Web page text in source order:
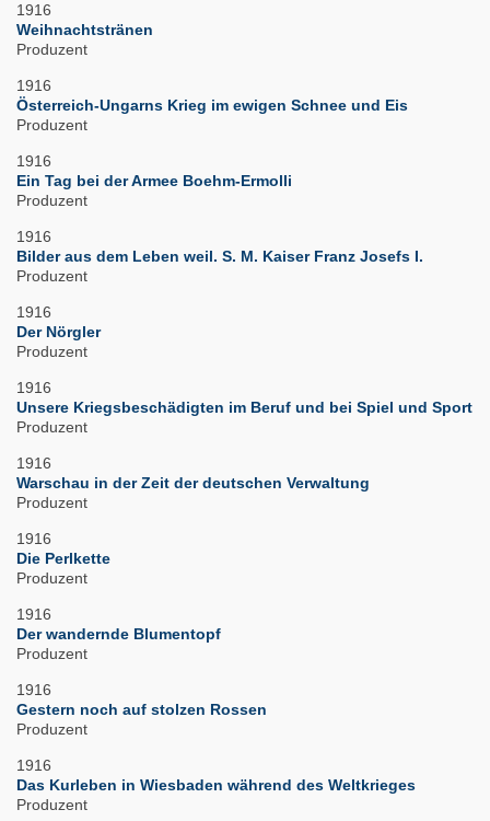
1916
Weihnachtstränen
Produzent
1916
Österreich-Ungarns Krieg im ewigen Schnee und Eis
Produzent
1916
Ein Tag bei der Armee Boehm-Ermolli
Produzent
1916
Bilder aus dem Leben weil. S. M. Kaiser Franz Josefs I.
Produzent
1916
Der Nörgler
Produzent
1916
Unsere Kriegsbeschädigten im Beruf und bei Spiel und Sport
Produzent
1916
Warschau in der Zeit der deutschen Verwaltung
Produzent
1916
Die Perlkette
Produzent
1916
Der wandernde Blumentopf
Produzent
1916
Gestern noch auf stolzen Rossen
Produzent
1916
Das Kurleben in Wiesbaden während des Weltkrieges
Produzent